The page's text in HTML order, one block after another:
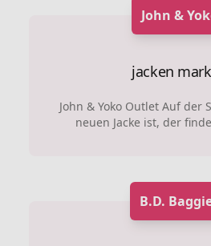
John &
jacken
John & Yoko Outlet Auf der
neuen Jacke ist, der
B.D.